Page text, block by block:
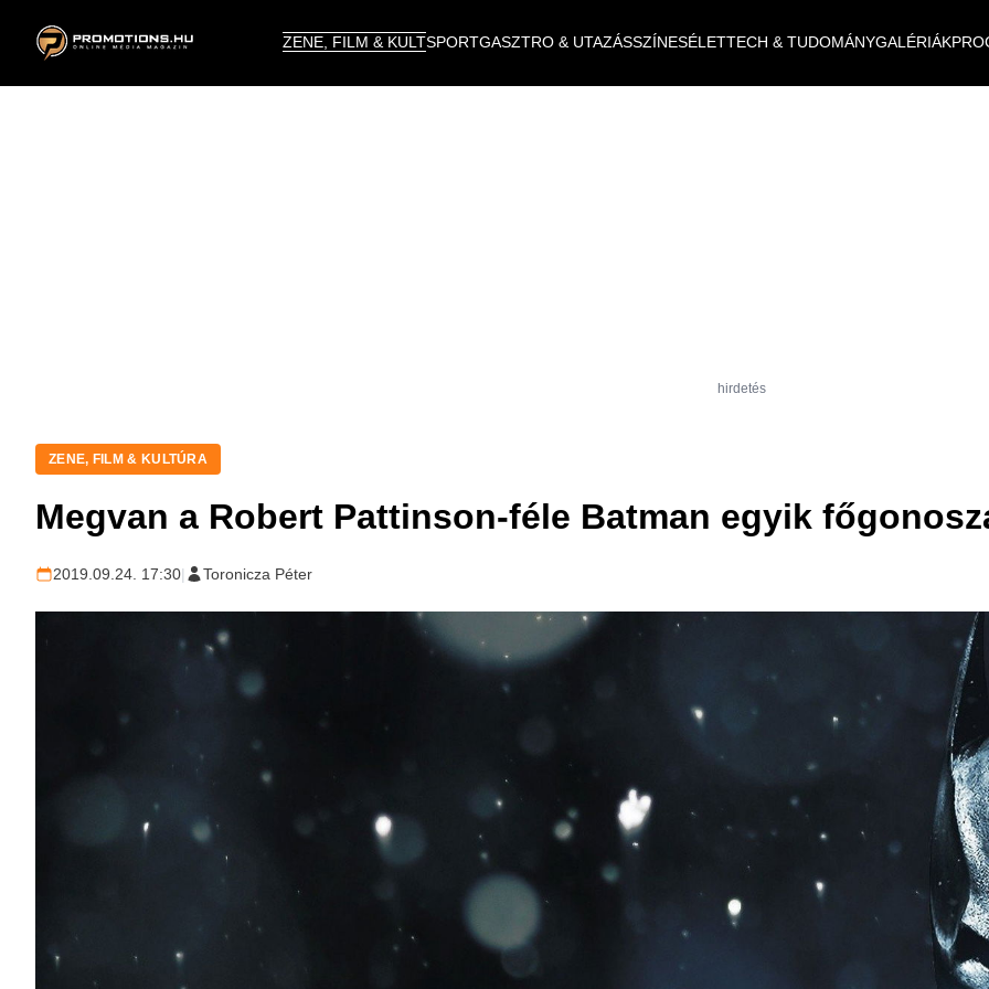
ZENE, FILM & KULTSPORTGASZTRO & UTAZÁSSZÍNESÉLETTECH & TUDOMÁNYGALÉRIÁK
hirdetés
ZENE, FILM & KULTÚRA
Megvan a Robert Pattinson-féle Batman egyik
2019.09.24. 17:30| Toronicza Péter